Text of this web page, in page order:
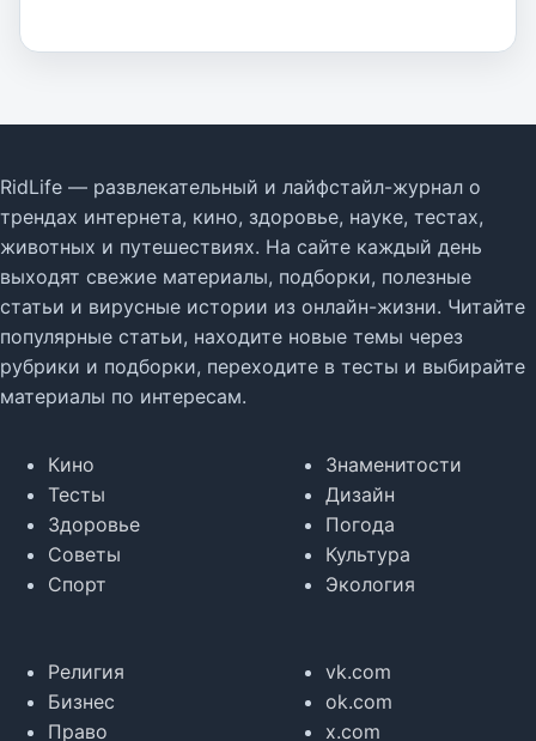
RidLife — развлекательный и лайфстайл-журнал о
трендах интернета, кино, здоровье, науке, тестах,
животных и путешествиях. На сайте каждый день
выходят свежие материалы, подборки, полезные
статьи и вирусные истории из онлайн-жизни. Читайте
популярные статьи, находите новые темы через
рубрики и подборки, переходите в тесты и выбирайте
материалы по интересам.
Кино
Тесты
Здоровье
Советы
Спорт
Знаменитости
Дизайн
Погода
Культура
Экология
Религия
Бизнес
Право
vk.com
ok.com
x.com